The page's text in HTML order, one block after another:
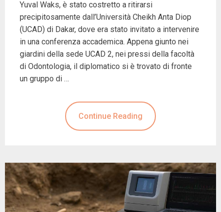
Yuval Waks, è stato costretto a ritirarsi
precipitosamente dall’Università Cheikh Anta Diop
(UCAD) di Dakar, dove era stato invitato a intervenire
in una conferenza accademica. Appena giunto nei
giardini della sede UCAD 2, nei pressi della facoltà
di Odontologia, il diplomatico si è trovato di fronte
un gruppo di …
Continue Reading